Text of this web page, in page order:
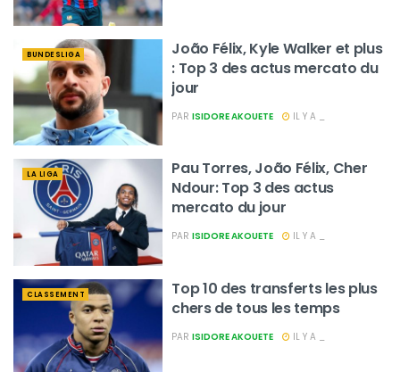
BUNDESLIGA
João Félix, Kyle Walker et plus
: Top 3 des actus mercato du
jour
PAR ISIDORE AKOUETE IL Y A _
LA LIGA
Pau Torres, João Félix, Cher
Ndour: Top 3 des actus
mercato du jour
PAR ISIDORE AKOUETE IL Y A _
CLASSEMENT
Top 10 des transferts les plus
chers de tous les temps
PAR ISIDORE AKOUETE IL Y A _